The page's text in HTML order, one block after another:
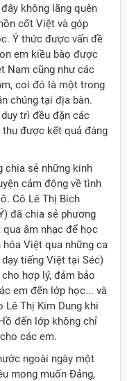
không lãng quên
cốt Việt và góp
Ý thức được vấn đề
em kiều bào được
Nam cũng như các
coi đó là một trong
chúng tại địa bàn.
trì đều đặn các
được kết quả đáng
chia sẻ những kinh
cảm động về tình
Cô Lê Thị Bích
đã chia sẻ phương
âm nhạc để học
Việt qua những ca
tiếng Việt tại Séc)
hợp lý, đảm bảo
em đến lớp học... và
Lê Thị Kim Dung khi
đến lớp không chỉ
các em.
ngoài ngày một
mong muốn Đảng,